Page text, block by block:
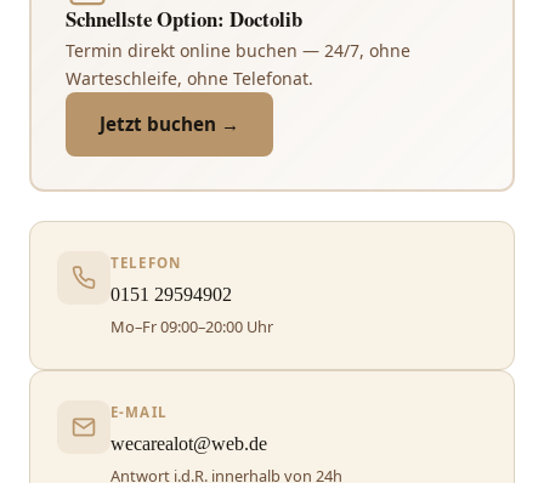
Schnellste Option: Doctolib
Termin direkt online buchen — 24/7, ohne
Warteschleife, ohne Telefonat.
Jetzt buchen →
TELEFON
0151 29594902
Mo–Fr 09:00–20:00 Uhr
E-MAIL
wecarealot@web.de
Antwort i.d.R. innerhalb von 24h